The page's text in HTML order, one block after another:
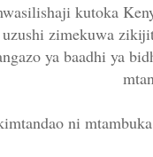
kutoka
zimekuwa
ya baadhi ya
ni